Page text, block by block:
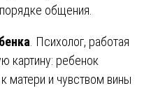
общения.
. Психолог, работая
картину: ребенок
и чувством вины